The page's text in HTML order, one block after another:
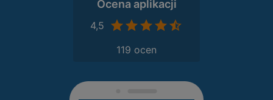
Ocena aplikacji
4,5
119 ocen